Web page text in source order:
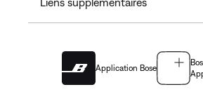
Application Bose